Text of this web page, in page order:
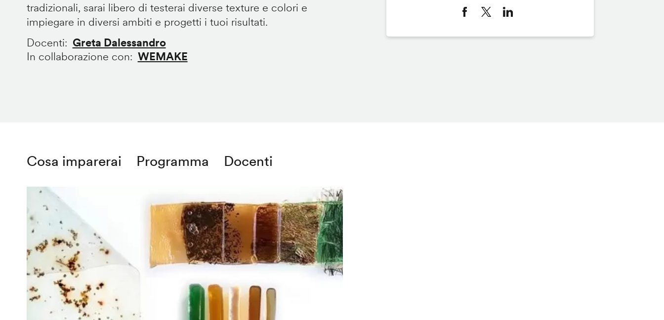
tradizionali, sarai libero di testerai diverse texture e colori e
impiegare in diversi ambiti e progetti i tuoi risultati.
Docenti
Greta Dalessandro
In collaborazione con
WEMAKE
Cosa imparerai Programma Docenti